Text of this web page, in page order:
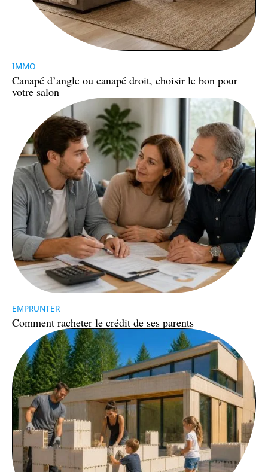
IMMO
Canapé d’angle ou canapé droit, choisir le bon pour
votre salon
EMPRUNTER
Comment racheter le crédit de ses parents